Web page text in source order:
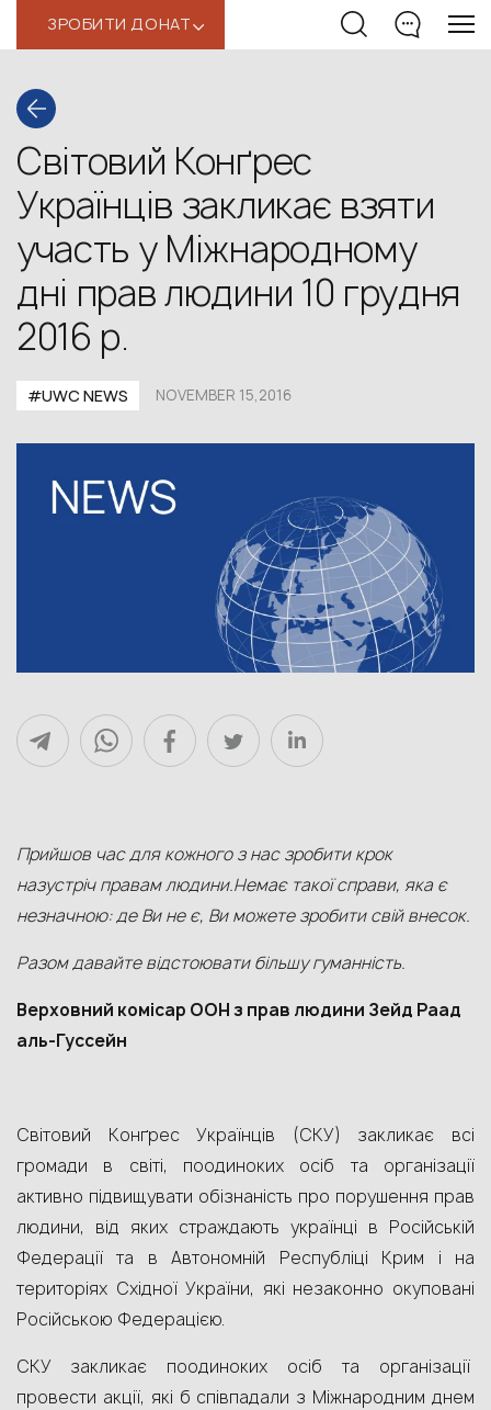
ЗРОБИТИ ДОНАТ‹
Світовий Конґрес
Українців закликає взяти
участь у Міжнародному
дні прав людини 10 грудня
2016 р.
#UWC NEWS NOVEMBER 15,2016
Прийшов час для кожного з насзробитикрок
назустрічправамлюдини.Немає такоїсправи, яка є
незначною: де Ви не є, Ви можетезробити свій внесок.
Разом давайтевідстоювати більшу гуманність.
Верховний комісар ООНз прав людини Зейд Раад
аль-Гуссейн
Світовий Конґрес Українців (СКУ) закликає всі
громади в світі, поодиноких осіб та організації
активно підвищувати обізнаність про порушення прав
людини, від яких страждають українці в Російській
Федерації та в Автономній Республіці Крим і на
територіях Східної України, які незаконно окуповані
Російською Федерацією.
СКУ закликає поодиноких осіб та організації
провести акції, які б співпадали з Міжнародним днем